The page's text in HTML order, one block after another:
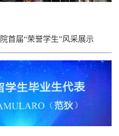
首届“荣誉学生”风采展示